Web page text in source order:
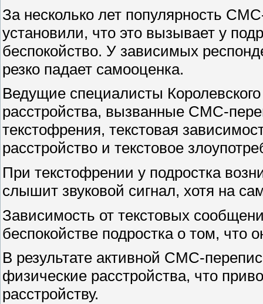
За несколько лет популярность
установили, что это вызывает у
беспокойство. У зависимых
резко падает самооценка.
Ведущие специалисты
расстройства, вызванные СМС-
текстофрения, текстовая
расстройство и текстовое
При текстофрении у подростка
слышит звуковой сигнал, хотя на
Зависимость от текстовых
беспокойстве подростка о том, что
В результате активной СМС-
физические расстройства, что
расстройству.